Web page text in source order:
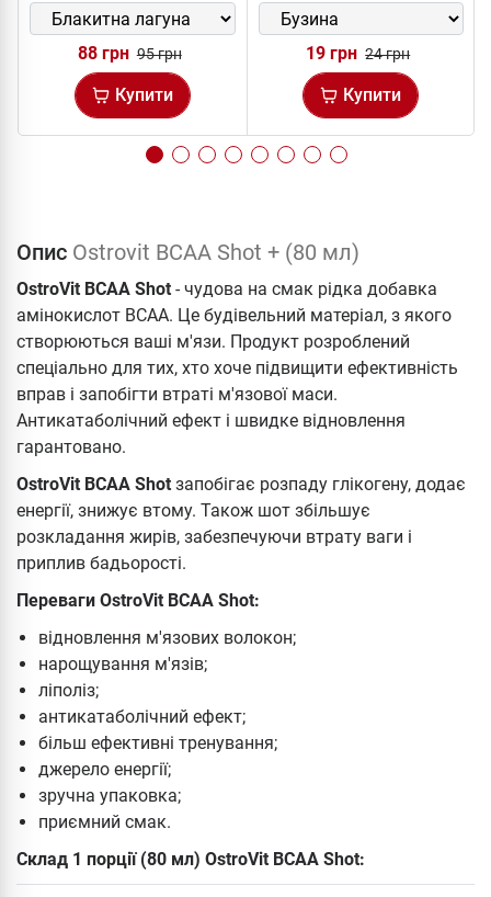
88 грн 95 грн
Купити
19 грн 24 грн
Купити
Опис Ostrovit BCAA Shot + (80 мл)
OstroVit BCAA Shot - чудова на смак рідка добавка
амінокислот ВСАА. Це будівельний матеріал, з якого
створюються ваші м'язи. Продукт розроблений
спеціально для тих, хто хоче підвищити ефективність
вправ і запобігти втраті м'язової маси.
Антикатаболічний ефект і швидке відновлення
гарантовано.
OstroVit BCAA Shot запобігає розпаду глікогену, додає
енергії, знижує втому. Також шот збільшує
розкладання жирів, забезпечуючи втрату ваги і
приплив бадьорості.
Переваги OstroVit BCAA Shot:
відновлення м'язових волокон;
нарощування м'язів;
ліполіз;
антикатаболічний ефект;
більш ефективні тренування;
джерело енергії;
зручна упаковка;
приємний смак.
Склад 1 порції (80 мл) OstroVit BCAA Shot: